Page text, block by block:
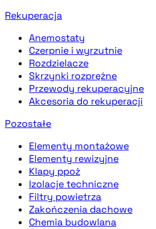
Rekuperacja
Anemostaty
Czerpnie i wyrzutnie
Rozdzielacze
Skrzynki rozprężne
Przewody rekuperacyjne
Akcesoria do rekuperacji
Pozostałe
Elementy montażowe
Elementy rewizyjne
Klapy ppoż
Izolacje techniczne
Filtry powietrza
Zakończenia dachowe
Chemia budowlana